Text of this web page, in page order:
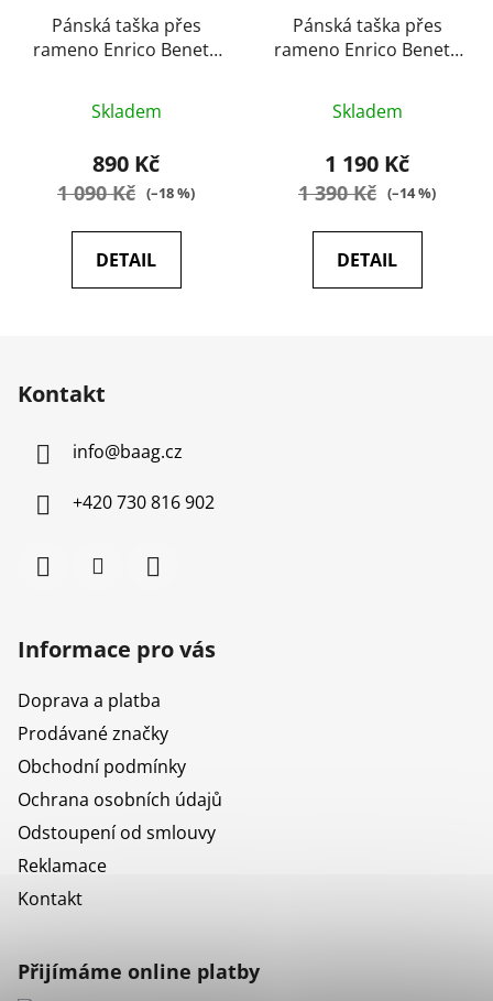
Pánská taška přes
rameno Enrico Benetti
hodnocení
produktu
je
z
5
Skladem
890 Kč
1 090 Kč (–18 %)
DETAIL
Pánská taška přes
rameno Enrico Benetti
hodnocení
produktu
je
z
5
Skladem
1 190 Kč
1 390 Kč (–14 %)
DETAIL
Kontakt
info@baag.cz
+420 730 816 902
Informace pro vás
Doprava a platba
Prodávané značky
Obchodní podmínky
Ochrana osobních údajů
Odstoupení od smlouvy
Reklamace
Kontakt
Přijímáme online platby